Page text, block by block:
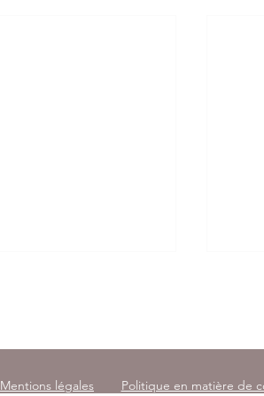
Mentions légales Politique en matière de